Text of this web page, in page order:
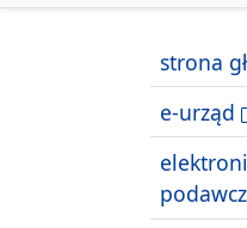
strona
e-urząd